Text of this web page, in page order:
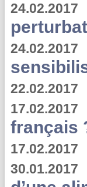
24.02.2017
24.02.2017
22.02.2017
17.02.2017
français
17.02.2017
30.01.2017